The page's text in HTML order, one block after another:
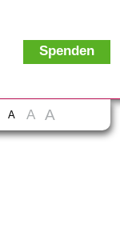
Spenden
A A A